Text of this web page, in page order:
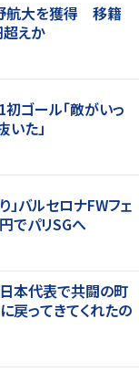
野航大を獲得 移籍
えか
初ゴール「敵がいっ
いた」
」バルセロナFWフェ
でパリSGへ
本代表で共闘の町
戻ってきてくれたの